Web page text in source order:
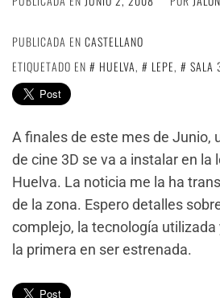
PUBLICADA EN CASTELLANO
ETIQUETADO EN
HUELVA, LEPE, SALA
A finales de este mes de Junio,
de cine 3D se va a instalar en la
Huelva. La noticia me la ha
de la zona. Espero detalles
complejo, la tecnología utilizada
la primera en ser estrenada.